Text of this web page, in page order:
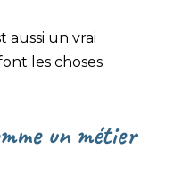
aussi un vrai
les choses
un métier